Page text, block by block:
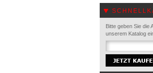
Bitte geben Sie die
unserem Katalog